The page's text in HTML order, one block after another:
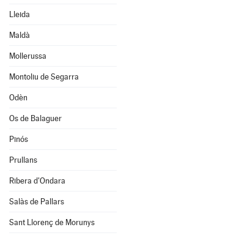
Lleida
Maldà
Mollerussa
Montoliu de Segarra
Odèn
Os de Balaguer
Pinós
Prullans
Ribera d'Ondara
Salàs de Pallars
Sant Llorenç de Morunys